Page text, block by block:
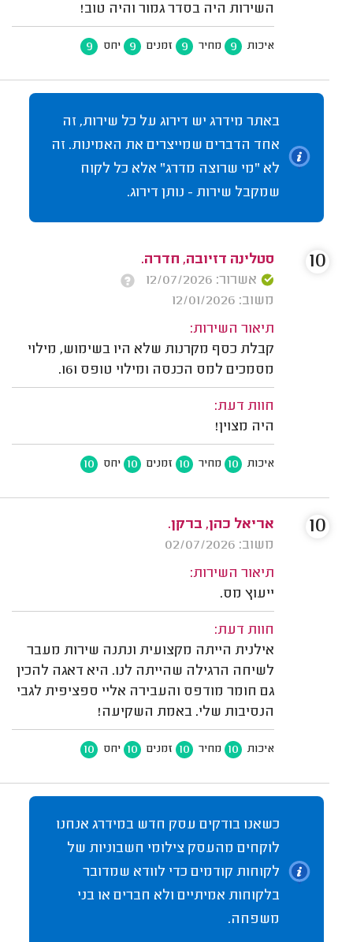
השירות היה בסדר גמור והיה טוב!
איכות 9 מחיר 9 זמנים 9 יחס 9
באתר מידרג יש דירוג על כל שירות, זה
אחד הדברים שמייצרים את האמינות. זה
לא "מי שרוצה מדרג" אלא כל לקוח
שמקבל שירות - נותן דירוג.
סטלינה דזיובה, חדרה.
אשרור: 12/07/2026
משוב: 12/01/2026
תיאור השירות:
קבלת כסף מקרנות שלא היו בשימוש, מילוי
מסמכים למס הכנסה ומילוי טופס 161.
חוות דעת:
היה מצוין!
איכות 10 מחיר 10 זמנים 10 יחס 10
10
אריאל כהן, ברקן.
משוב: 02/07/2026
תיאור השירות:
ייעוץ מס.
חוות דעת:
אילנית הייתה מקצועית ונתנה שירות מעבר
לשיחה הרגילה שהייתה לנו. היא דאגה להכין
גם חומר מודפס והעבירה אליי ספציפית לגבי
הנסיבות שלי. באמת השקיעה!
איכות 10 מחיר 10 זמנים 10 יחס 10
10
כשאנו בודקים עסק חדש במידרג אנחנו
לוקחים מהעסק צילומי חשבוניות של
לקוחות קודמים כדי לוודא שמדובר
בלקוחות אמיתיים ולא חברים או בני
משפחה.